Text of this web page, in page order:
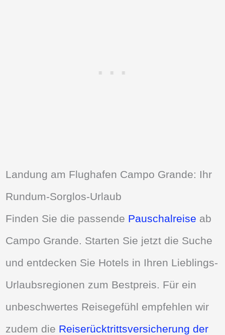
Landung am Flughafen Campo Grande: Ihr
Rundum-Sorglos-Urlaub
Finden Sie die passende Pauschalreise ab
Campo Grande. Starten Sie jetzt die Suche
und entdecken Sie Hotels in Ihren Lieblings-
Urlaubsregionen zum Bestpreis. Für ein
unbeschwertes Reisegefühl empfehlen wir
zudem die Reiserücktrittsversicherung der